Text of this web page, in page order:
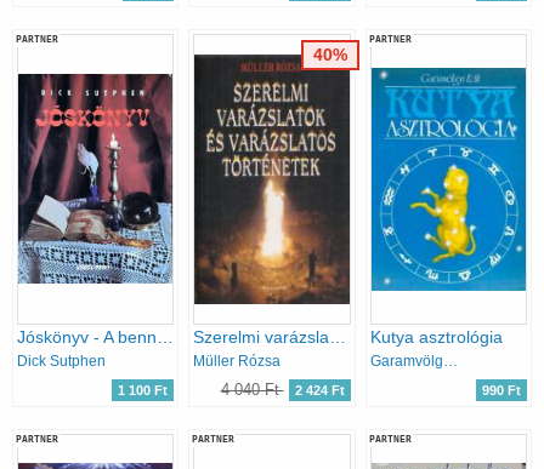
PARTNER
Dick Sutphen
1 100 Ft
Müller Rózsa
4 040 Ft 2 424 Ft
40%
PARTNER
Kutya asztrológia
Garamvölgyi Edit
990 Ft
PARTNER PARTNER PARTNER